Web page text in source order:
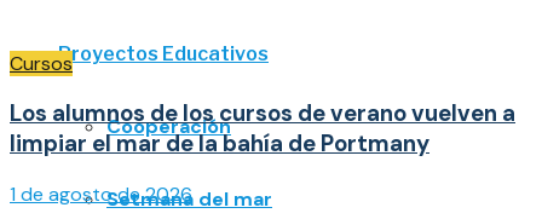
Proyectos Educativos
Cooperación
Setmana del mar
Cursos
Los alumnos de los cursos de verano vuelven a
limpiar el mar de la bahía de Portmany
1 de agosto de 2026